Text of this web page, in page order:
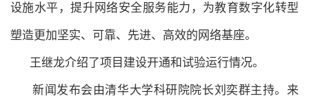
设施水平，提升网络安全服务能力，为教育数字化转型
塑造更加坚实、可靠、先进、高效的网络基座。
王继龙介绍了项目建设开通和试验运行情况。
新闻发布会由清华大学科研院院长刘奕群主持。来